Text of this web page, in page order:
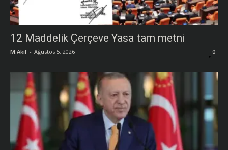
12 Maddelik Çerçeve Yasa tam metni
M.Akif - Ağustos 5, 2026 0